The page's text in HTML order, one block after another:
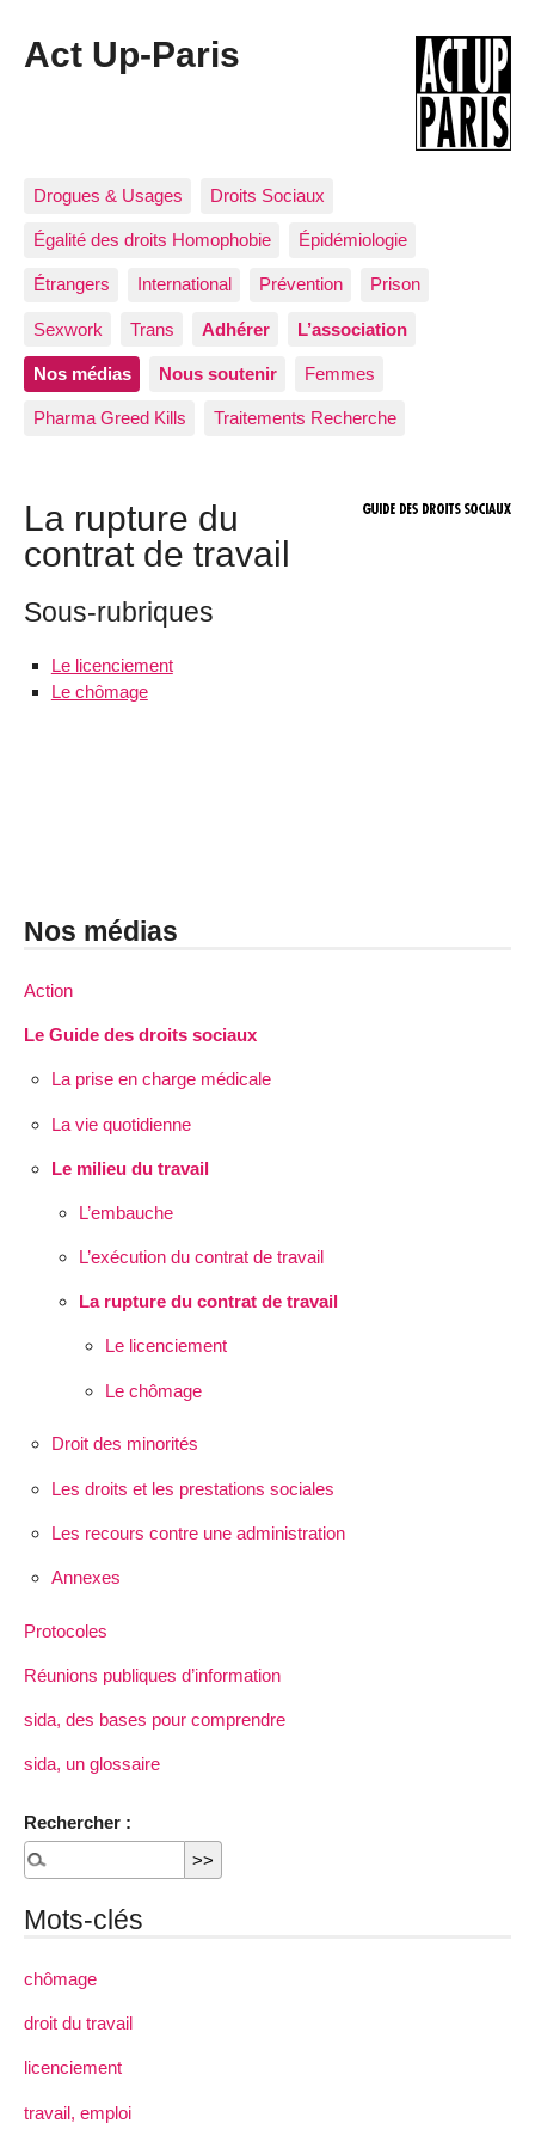
Act Up-Paris
Drogues & Usages Droits Sociaux
Égalité des droits Homophobie Épidémiologie
Étrangers International Prévention Prison
Sexwork Trans Adhérer L’association
Nos médias Nous soutenir Femmes
Pharma Greed Kills Traitements Recherche
La rupture du
contrat de travail
Sous-rubriques
Le licenciement
Le chômage
Nos médias
Action
Le Guide des droits sociaux
La prise en charge médicale
La vie quotidienne
Le milieu du travail
L’embauche
L’exécution du contrat de travail
La rupture du contrat de travail
Le licenciement
Le chômage
Droit des minorités
Les droits et les prestations sociales
Les recours contre une administration
Annexes
Protocoles
Réunions publiques d’information
sida, des bases pour comprendre
sida, un glossaire
Rechercher :
Mots-clés
chômage
droit du travail
licenciement
travail, emploi